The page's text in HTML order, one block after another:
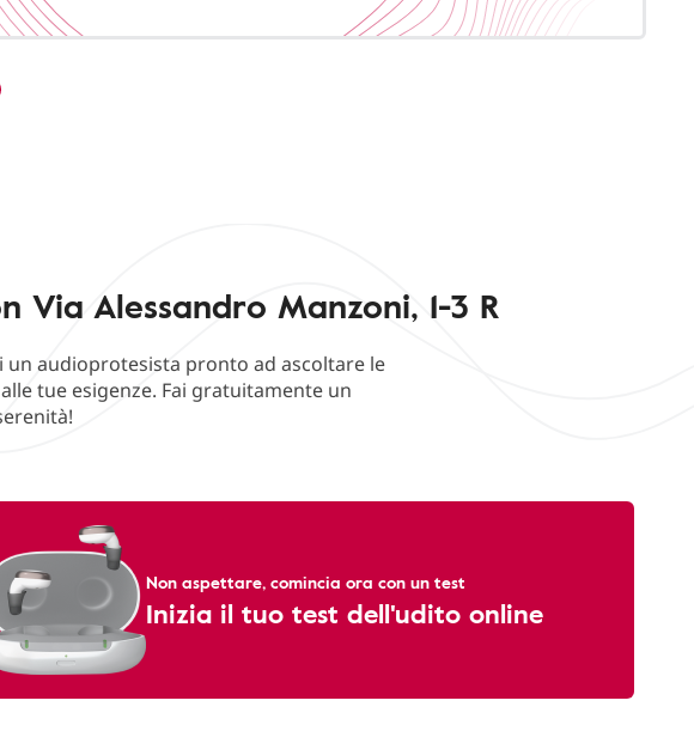
Alessandro Manzoni, 1-3 R
un audioprotesista pronto ad ascoltare le
tue esigenze. Fai gratuitamente un
Non aspettare, comincia ora con un test
Inizia il tuo test dell'udito online